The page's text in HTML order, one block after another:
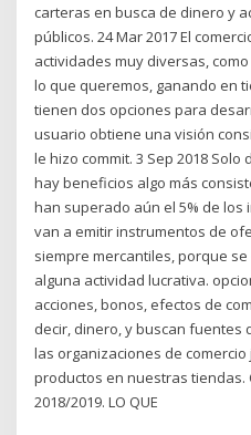
carteras en busca de dinero y
públicos. 24 Mar 2017 El
actividades muy diversas,
lo que queremos, ganando en
tienen dos opciones para
usuario obtiene una visión
le hizo commit. 3 Sep 2018
hay beneficios algo más
han superado aún el 5% de los
van a emitir instrumentos de
siempre mercantiles, porque
alguna actividad lucrativa.
acciones, bonos, efectos de
decir, dinero, y buscan fuentes
las organizaciones de
productos en nuestras tiendas.
2018/2019. LO QUE